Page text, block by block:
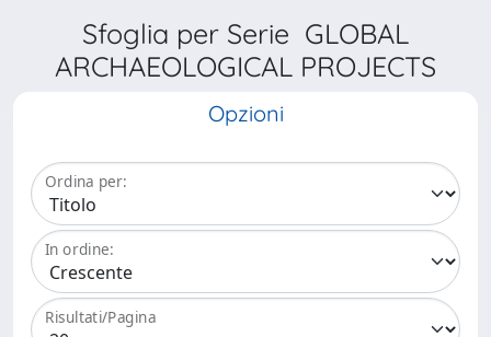
Sfoglia per Serie GLOBAL
ARCHAEOLOGICAL PROJECTS
Opzioni
Ordina per:
In ordine:
Risultati/Pagina